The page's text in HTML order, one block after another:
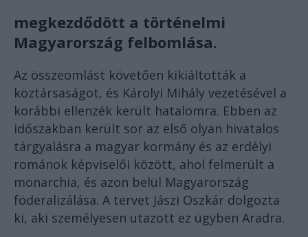
megkezdődött a történelmi
Magyarország felbomlása.
Az összeomlást követően kikiáltották a
köztársaságot, és Károlyi Mihály vezetésével a
korábbi ellenzék került hatalomra. Ebben az
időszakban került sor az első olyan hivatalos
tárgyalásra a magyar kormány és az erdélyi
románok képviselői között, ahol felmerült a
monarchia, és azon belül Magyarország
föderalizálása. A tervet Jászi Oszkár dolgozta
ki, aki személyesen utazott ez ügyben Aradra.